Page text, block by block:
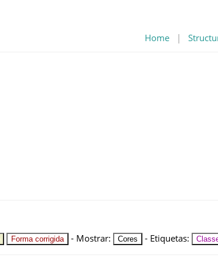
Home |
Forma corrigida - Mostrar: Cores - Etiquetas: